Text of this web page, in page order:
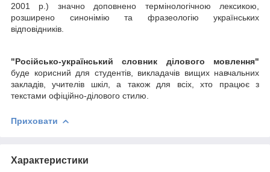
2001 р.) значно доповнено термінологічною лексикою,
розширено синонімію та фразеологію українських
відповідників.
"Російсько-український словник ділового мовлення"
буде корисний для студентів, викладачів вищих навчальних
закладів, учителів шкіл, а та­кож для всіх, хто працює з
текстами офіційно-ділового стилю.
Приховати
Характеристики